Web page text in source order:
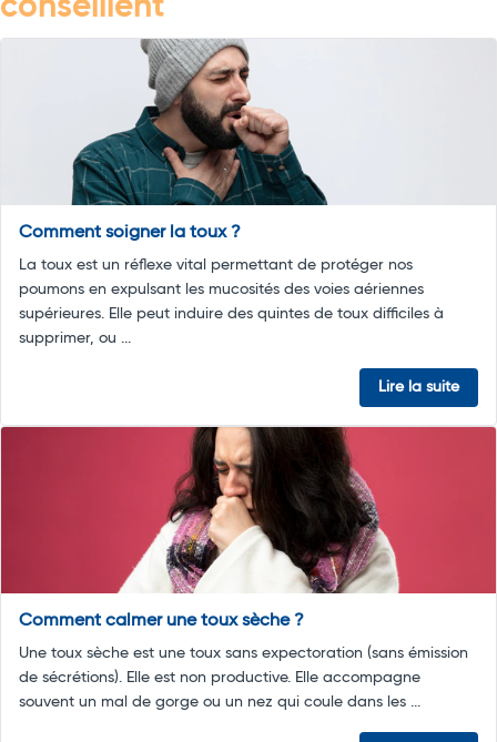
conseillent
Comment soigner la toux ?
La toux est un réflexe vital permettant de protéger nos
poumons en expulsant les mucosités des voies aériennes
supérieures. Elle peut induire des quintes de toux difficiles à
supprimer, ou ...
Lire la suite
Comment calmer une toux sèche ?
Une toux sèche est une toux sans expectoration (sans émission
de sécrétions). Elle est non productive. Elle accompagne
souvent un mal de gorge ou un nez qui coule dans les ...